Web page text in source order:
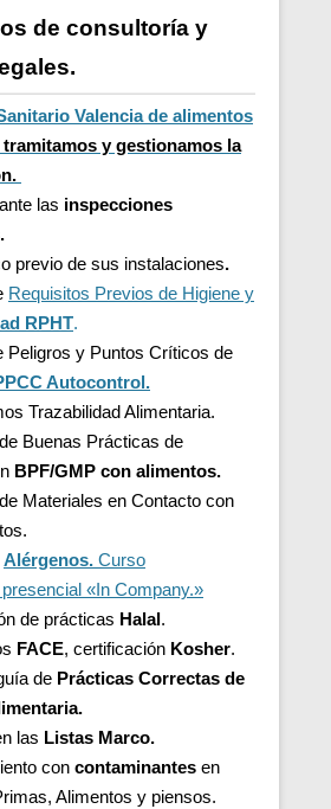
de consultoría y
Valencia de alimentos
tramitamos y gestionamos la
las inspecciones
previo de sus instalaciones.
Requisitos Previos de Higiene y
RPHT.
Peligros y Puntos Críticos de
Autocontrol.
Trazabilidad Alimentaria.
Buenas Prácticas de
BPF/GMP con alimentos.
Materiales en Contacto con
Alérgenos. Curso
«In Company.»
de prácticas Halal.
FACE, certificación Kosher.
de Prácticas Correctas de
las Listas Marco.
con contaminantes en
Alimentos y piensos.